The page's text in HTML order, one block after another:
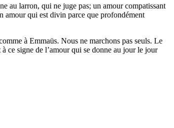
au larron, qui ne juge pas; un amour compatissant
amour qui est divin parce que profondément
à Emmaüs. Nous ne marchons pas seuls. Le
ce signe de l’amour qui se donne au jour le jour